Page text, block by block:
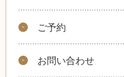
ご予約
お問い合わせ